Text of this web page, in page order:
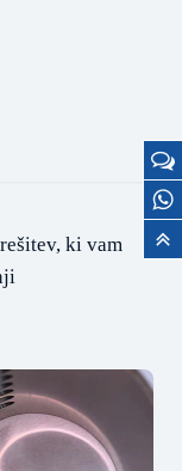
ki vam